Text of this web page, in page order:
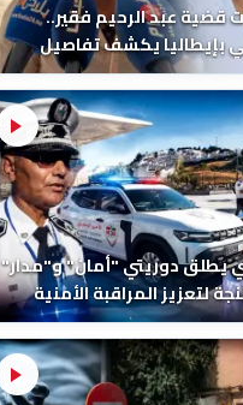
قضية عبد الرحيم فقير..
بإيطاليا يكشف تفاصيل
التشريح
يطلق دوريتي "أمان" و"مدار"
لتعزيز المراقبة الأمنية